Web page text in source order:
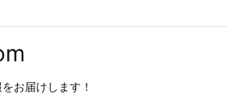
お届けします！